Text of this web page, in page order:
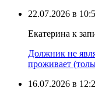
22.07.2026 в
Екатерина к
Должник не
проживает
16.07.2026 в